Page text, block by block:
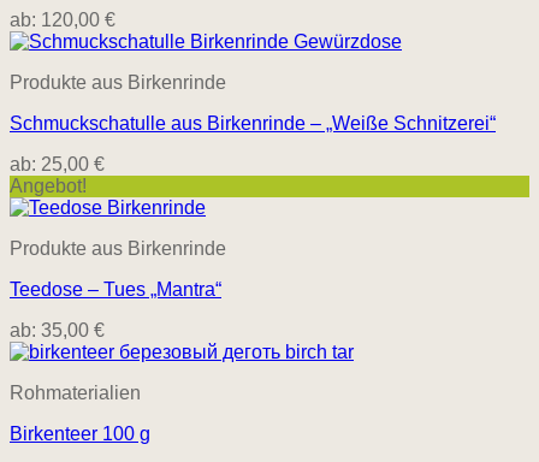
ab: 120,00 €
Produkte aus Birkenrinde
Schmuckschatulle aus Birkenrinde – „Weiße Schnitzerei“
ab: 25,00 €
Angebot!
Produkte aus Birkenrinde
Teedose – Tues „Mantra“
ab: 35,00 €
Rohmaterialien
Birkenteer 100 g